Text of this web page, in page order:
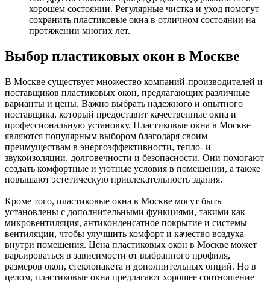
хорошем состоянии. Регулярные чистка и уход помогут
сохранить пластиковые окна в отличном состоянии на
протяжении многих лет.
Выбор пластиковых окон в Москве
В Москве существует множество компаний-производителей и
поставщиков пластиковых окон, предлагающих различные
варианты и цены. Важно выбрать надежного и опытного
поставщика, который предоставит качественные окна и
профессиональную установку. Пластиковые окна в Москве
являются популярным выбором благодаря своим
преимуществам в энергоэффективности, тепло- и
звукоизоляции, долговечности и безопасности. Они помогают
создать комфортные и уютные условия в помещении, а также
повышают эстетическую привлекательность здания.
Кроме того, пластиковые окна в Москве могут быть
установлены с дополнительными функциями, такими как
микровентиляция, антиконденсатное покрытие и системы
вентиляции, чтобы улучшить комфорт и качество воздуха
внутри помещения. Цена пластиковых окон в Москве может
варьироваться в зависимости от выбранного профиля,
размеров окон, стеклопакета и дополнительных опций. Но в
целом, пластиковые окна предлагают хорошее соотношение